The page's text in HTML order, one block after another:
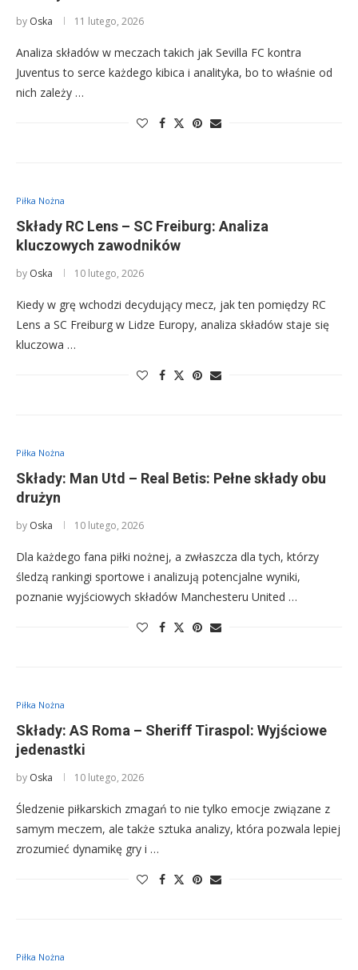
by Oska 11 lutego, 2026
Analiza składów w meczach takich jak Sevilla FC kontra
Juventus to serce każdego kibica i analityka, bo to właśnie od
nich zależy …
Piłka Nożna
Składy RC Lens – SC Freiburg: Analiza
kluczowych zawodników
by Oska 10 lutego, 2026
Kiedy w grę wchodzi decydujący mecz, jak ten pomiędzy RC
Lens a SC Freiburg w Lidze Europy, analiza składów staje się
kluczowa …
Piłka Nożna
Składy: Man Utd – Real Betis: Pełne składy obu
drużyn
by Oska 10 lutego, 2026
Dla każdego fana piłki nożnej, a zwłaszcza dla tych, którzy
śledzą rankingi sportowe i analizują potencjalne wyniki,
poznanie wyjściowych składów Manchesteru United …
Piłka Nożna
Składy: AS Roma – Sheriff Tiraspol: Wyjściowe
jedenastki
by Oska 10 lutego, 2026
Śledzenie piłkarskich zmagań to nie tylko emocje związane z
samym meczem, ale także sztuka analizy, która pozwala lepiej
zrozumieć dynamikę gry i …
Piłka Nożna